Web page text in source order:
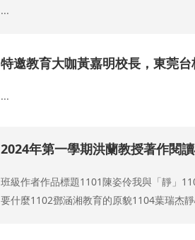
...
特邀教育大咖黃嘉明校長，東莞
...
2024年第一學期洪蘭教授著作閱
班級作者作品標題1101陳姿伶我與「靜」
要什麼1102鄧涵湘教育的原貌1104葉瑞杰